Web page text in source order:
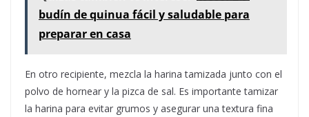
budín de quinua fácil y saludable para
preparar en casa
En otro recipiente, mezcla la harina tamizada junto con el
polvo de hornear y la pizca de sal. Es importante tamizar
la harina para evitar grumos y asegurar una textura fina